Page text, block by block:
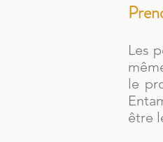
Les
le
être